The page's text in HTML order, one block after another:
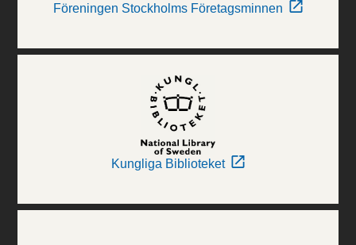
Föreningen Stockholms Företagsminnen
Kungliga Biblioteket